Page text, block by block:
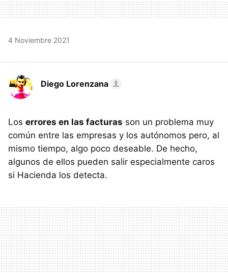
4 Noviembre 2021
Diego Lorenzana
Los errores en las facturas son un problema muy
común entre las empresas y los autónomos pero, al
mismo tiempo, algo poco deseable. De hecho,
algunos de ellos pueden salir especialmente caros
si Hacienda los detecta.